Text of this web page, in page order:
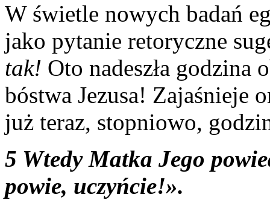
W świetle nowych badań
jako pytanie retoryczne
tak! Oto nadeszła godzina
bóstwa Jezusa! Zajaśnieje
już teraz, stopniowo,
5 Wtedy Matka Jego
powie, uczyńcie!».